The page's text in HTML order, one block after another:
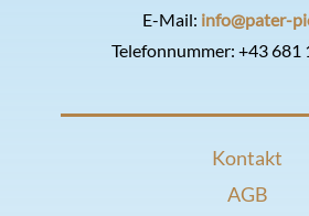
E-Mail: info@pater-
Telefonnummer: +43 681
Kontakt
AGB